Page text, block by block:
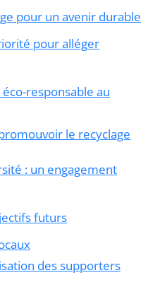
pour un avenir durable
pour alléger
responsable au
le recyclage
: un engagement
futurs
des supporters